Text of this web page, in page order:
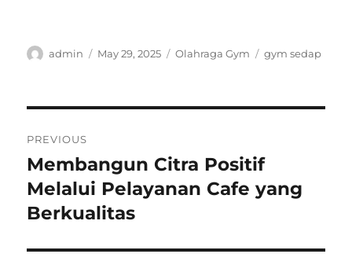
Author
admin
Posted
May 29, 2025 Categories
Olahraga Gym Tags
gym sedap
navigation
PREVIOUS
Previous
post:
Membangun Citra Positif
Melalui Pelayanan Cafe yang
Berkualitas